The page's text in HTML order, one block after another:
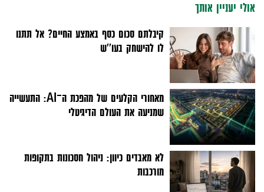
אולי יעניין אותך
קיבלתם סכום כסף באמצע החיים? אל תתנו
לו להישחק בעו''ש
מאחורי הקלעים של מהפכת ה־AI: התעשייה
שמניעה את העולם הדיגיטלי
לא מאבדים כיוון: ניהול חסכונות בתקופות
מורכבות